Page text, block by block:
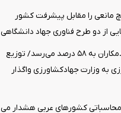
مانعی را مقابل پیشرفت کشور
از دو طرح فناوری جهاد دانشگاهی
پرداخت مطالبات گندمکاران به ۵۸ درصد می‌رسد/ توزیع
وزارت جهادکشاورزی واگذار
محاسباتی کشورهای عربی هشدار می